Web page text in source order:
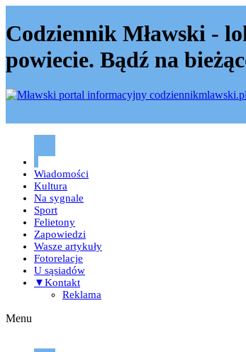
Codziennik Mławski -
powiecie. Bądź na
Codziennik mławski –
Wiadomości
Kultura
Na sygnale
Sport
Felietony
Zapowiedzi
Wasze artykuły
Fotorelacje
U sąsiadów
▼Kontakt
Reklama
Menu